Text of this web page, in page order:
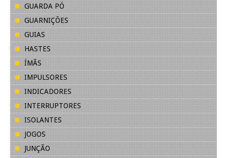
GUARDA PÓ
GUARNIÇÕES
GUIAS
HASTES
ÍMÃS
IMPULSORES
INDICADORES
INTERRUPTORES
ISOLANTES
JOGOS
JUNÇÃO